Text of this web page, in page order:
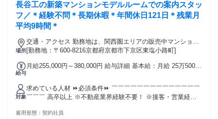
長谷工の新築マンションモデルルームでの案内スタッ
フ／＊経験不問＊長期休暇＊年間休日121日＊残業月
平均9時間＊
場所
交通・アクセス 勤務地は、関西圏エリアの販売中マンション
等の販売事務所となります。 通勤時間を考慮して担当物件を
[勤務地：〒600-8216京都府京都市下京区東塩小路町]
給与
月給255,000円～380,000円 給与詳細 基本給：月給 25万5000
払われる通勤・皆勤・家族手当金額：なし 全員に一律で支払
われるその他手当金額：なし ※上記月給額に一律で販売手当
等を含む。 月給に加え、前年評価に応じ 評価給が加算されま
す。 【手当】 ・交通費全額支給 ・残業手当支給 ・資格手当
対象
求めている人材 ⏩必須条件⏩ ￣￣￣￣￣￣￣￣￣￣￣￣￣￣
￣￣￣ 高卒以上 ※不動産業界経験不要！ ※接客・営業経験
￣￣￣￣ 「人と話すことが好き」 「誰かの役に立つ仕事がし
雇用形態： 契約社員